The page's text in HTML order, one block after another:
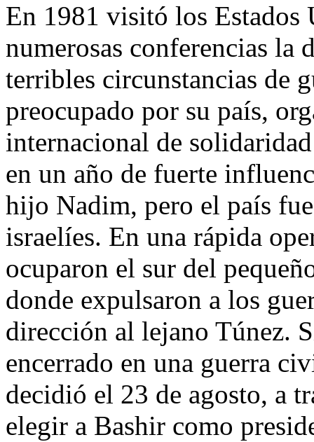
En 1981 visitó los Estados
numerosas conferencias la
terribles circunstancias de
preocupado por su país,
internacional de
en un año de fuerte
hijo Nadim, pero el país
israelíes. En una rápida
ocuparon el sur del
donde expulsaron a los
dirección al lejano Túnez.
encerrado en una guerra
decidió el 23 de agosto, a
elegir a Bashir como